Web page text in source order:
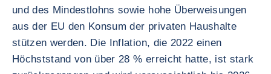
und des Mindestlohns sowie hohe Überweisungen
aus der EU den Konsum der privaten Haushalte
stützen werden. Die Inflation, die 2022 einen
Höchststand von über 28 % erreicht hatte, ist stark